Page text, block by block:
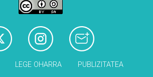
LEGE OHARRA PUBLIZITATEA